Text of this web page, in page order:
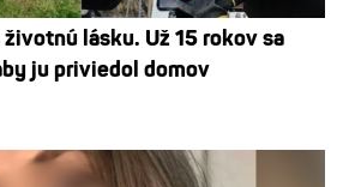
lásku. Už 15 rokov sa
ju priviedol domov